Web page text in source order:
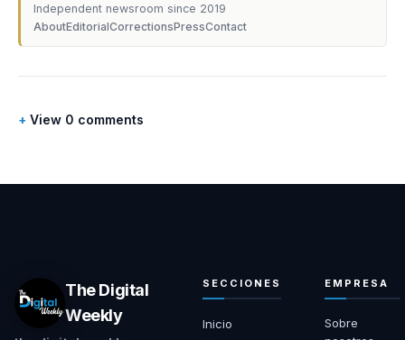
Independent newsroom since 2019
AboutEditorialCorrectionsPressContact
View 0 comments
The Digital
Weekly
SECCIONES
Inicio
EMPRESA
Sobre